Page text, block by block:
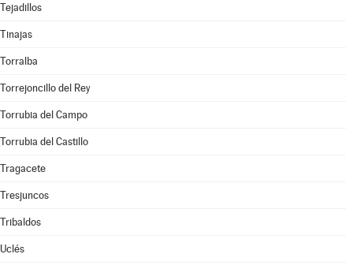
Tejadillos
Tinajas
Torralba
Torrejoncillo del Rey
Torrubia del Campo
Torrubia del Castillo
Tragacete
Tresjuncos
Tribaldos
Uclés